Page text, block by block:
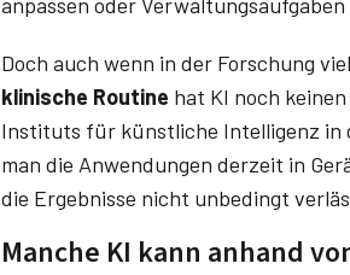
Doch auch wenn in der Forschung
klinische Routine hat KI noch
Instituts für künstliche Intelligenz in
man die Anwendungen derzeit in
die Ergebnisse nicht unbedingt
Manche KI kann anhand